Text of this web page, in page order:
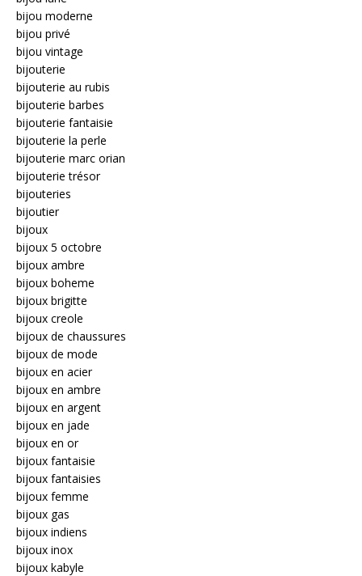
bijou moderne
bijou privé
bijou vintage
bijouterie
bijouterie au rubis
bijouterie barbes
bijouterie fantaisie
bijouterie la perle
bijouterie marc orian
bijouterie trésor
bijouteries
bijoutier
bijoux
bijoux 5 octobre
bijoux ambre
bijoux boheme
bijoux brigitte
bijoux creole
bijoux de chaussures
bijoux de mode
bijoux en acier
bijoux en ambre
bijoux en argent
bijoux en jade
bijoux en or
bijoux fantaisie
bijoux fantaisies
bijoux femme
bijoux gas
bijoux indiens
bijoux inox
bijoux kabyle